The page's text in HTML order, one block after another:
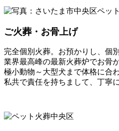
ご火葬・お骨上げ
完全個別火葬。お預かりし、個
業界最高峰の最新火葬炉でお骨
極小動物～大型犬まで体格に合
私共で責任を持ちまして、丁寧